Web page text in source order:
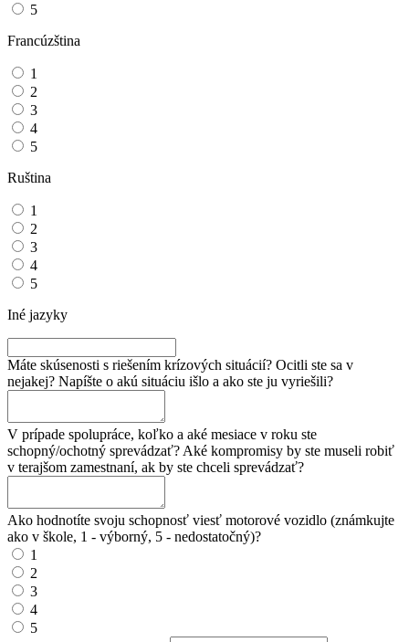
5
Francúzština
1
2
3
4
5
Ruština
1
2
3
4
5
Iné jazyky
Máte skúsenosti s riešením krízových situácií? Ocitli ste sa v
nejakej? Napíšte o akú situáciu išlo a ako ste ju vyriešili?
V prípade spolupráce, koľko a aké mesiace v roku ste
schopný/ochotný sprevádzať? Aké kompromisy by ste museli robiť
v terajšom zamestnaní, ak by ste chceli sprevádzať?
Ako hodnotíte svoju schopnosť viesť motorové vozidlo (známkujte
ako v škole, 1 - výborný, 5 - nedostatočný)?
1
2
3
4
5